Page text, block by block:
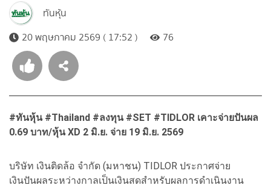
ทันหุ้น
20 พฤษภาคม 2569 ( 17:52 )
76
#ทันหุ้น #Thailand #ลงทุน #SET #TIDLOR เคาะจ่ายปันผล
0.69 บาท/หุ้น XD 2 มิ.ย. จ่าย 19 มิ.ย. 2569
บริษัท เงินติดล้อ จำกัด (มหาชน) TIDLOR ประกาศจ่าย
เงินปันผลระหว่างกาลเป็นเงินสดสำหรับผลการดำเนินงาน